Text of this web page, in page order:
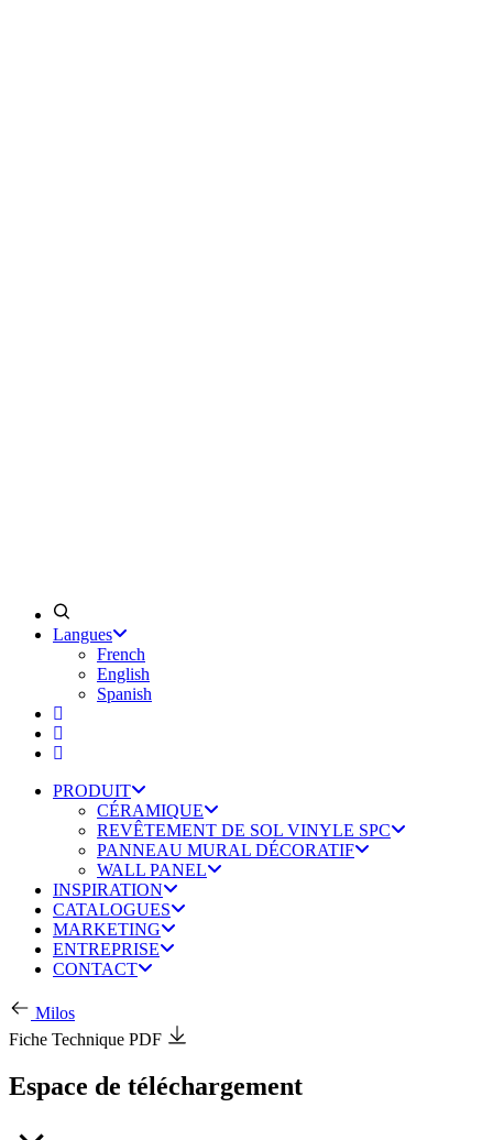
Langues
French
English
Spanish
PRODUIT
CÉRAMIQUE
REVÊTEMENT DE SOL VINYLE SPC
PANNEAU MURAL DÉCORATIF
WALL PANEL
INSPIRATION
CATALOGUES
MARKETING
ENTREPRISE
CONTACT
Milos
Fiche Technique PDF
Espace de téléchargement